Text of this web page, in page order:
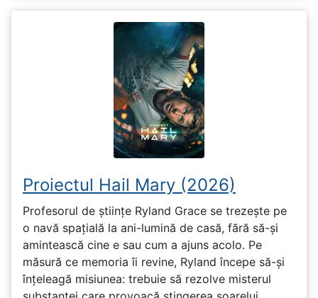
Proiectul Hail Mary (2026)
Profesorul de științe Ryland Grace se trezește pe
o navă spațială la ani-lumină de casă, fără să-și
amintească cine e sau cum a ajuns acolo. Pe
măsură ce memoria îi revine, Ryland începe să-și
înțeleagă misiunea: trebuie să rezolve misterul